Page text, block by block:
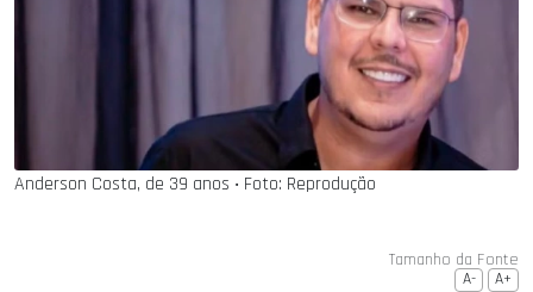
Anderson Costa, de 39 anos ‧ Foto: Reprodução
Tamanho da Fonte
A- A+